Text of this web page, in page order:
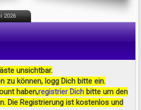
2026
unsichtbar.
zu können, logg Dich bitte ein.
haben,registrier Dich bitte um den
Die Registrierung ist kostenlos und